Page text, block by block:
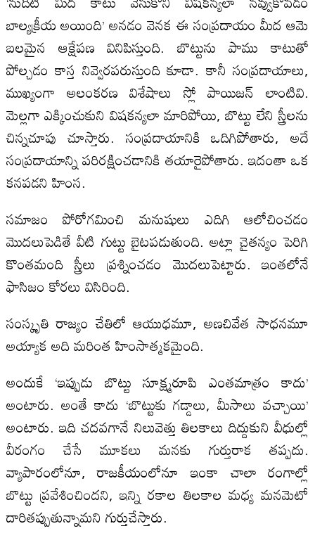
బాల్యక్రీయ అయింది’ అనడం వెనక ఈ సంప్రదాయం మీద ఆమె
బలమైన ఆక్షేపణ వినిపిస్తుంది. బొట్టును పాము కాటుతో
పోల్చడం కాస్త నివ్వెరపరుస్తుంది కూడా. కానీ సంప్రదాయాలు,
ముఖ్యంగా అలంకరణ విశేషాలు స్లో పాయిజన్‌ లాంటివి.
మెల్లగా ఎక్కించుకుని విషకన్యలా మారిపోయి, బొట్టు లేని స్త్రీలను
చిన్నచూపు చూస్తారు. సంప్రదాయానికి ఒదిగిపోతారు, అదే
సంప్రదాయాన్ని పరిరక్షించడానికి తయారైపోతారు. ఇదంతా ఒక
కనపడని హింస.
సమాజం పోరోగమించి మనుషులు ఎదిగి ఆలోచించడం
మొదలుపెడితే వీటి గుట్టు బైటపడుతుంది. అట్లా చైతన్యం పెరిగి
కొంతమంది స్త్రీలు ప్రశ్నించడం మొదలుపెట్టారు. ఇంతలోనే
ఫాసిజం కోరలు విసిరింది.
సంస్కృతి రాజ్యం చేతిలో ఆయుధమూ, అణచివేత సాధనమూ
అయ్యాక అది మరింత హింసాత్మకమైంది.
అందుకే ‘ఇప్పుడు బొట్టు సూక్ష్మరూపి ఎంతమాత్రం కాదు’
అంటారు. అంతే కాదు ‘బొట్టుకు గడ్డాలు, మీసాలు వచ్చాయి’
అంటారు. ఇది చదవగానే నిలువెత్తు తిలకాలు దిద్దుకుని వీధుల్లో
వీరంగం చేసే మూకలు మనకు గుర్తురాక తప్పదు.
వ్యాపారంలోనూ, రాజకీయంలోనూ ఇంకా చాలా రంగాల్లో
బొట్టు ప్రవేశించిందని, ఇన్ని రకాల తిలకాల మధ్య మనమెటో
దారితప్పుతున్నామని గుర్తుచేస్తారు.